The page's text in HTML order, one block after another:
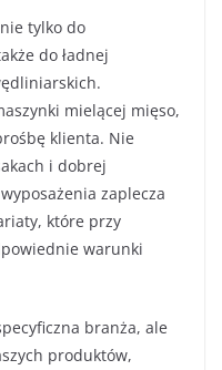
tylko do
do ładnej
mielącej mięso,
klienta. Nie
i dobrej
zaplecza
które przy
warunki
branża, ale
produktów,